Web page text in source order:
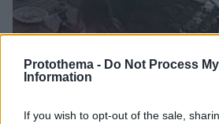
Protothema - Do Not Process
Information
If you wish to opt-out of the sale,